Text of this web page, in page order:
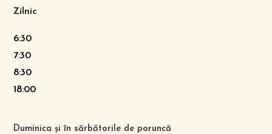
Zilnic
6:30
7:30
8:30
18:00
Duminica și în sărbătorile de poruncă